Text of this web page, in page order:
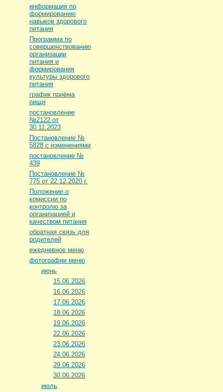
информация по
формированию
навыков здорового
питания
Программа по
совершенствованию
организации
питания и
формирования
культуры здорового
питания
график приёма
пищи
постановление
№2122 от
30.11.2023
Постановление №
5828 с изменениями
постановление №
439
Постановление №
775 от 22.12.2020 г.
Положение о
комиссии по
контролю за
организацией и
качеством питания
обратная связь для
родителей
ежедневное меню
фотографии меню
июнь
15.06.2026
16.06.2026
17.06.2026
18.06.2026
19.06.2026
22.06.2026
23.06.2026
24.06.2026
29.06.2026
30.06.2026
июль